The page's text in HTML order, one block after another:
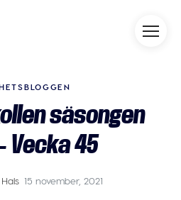
säsongen
Vecka 45
15 november, 2021